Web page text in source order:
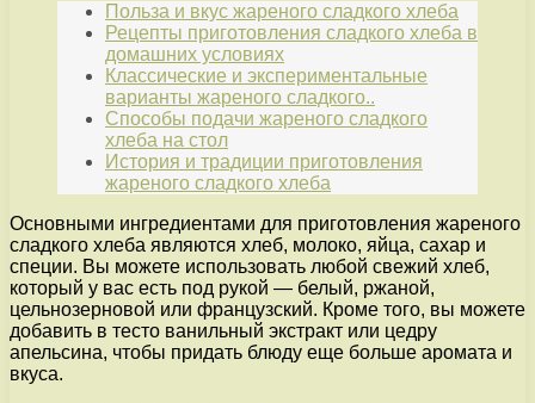
Польза и вкус жареного сладкого хлеба
Рецепты приготовления сладкого хлеба в
домашних условиях
Классические и экспериментальные
варианты жареного сладкого..
Способы подачи жареного сладкого
хлеба на стол
История и традиции приготовления
жареного сладкого хлеба
Основными ингредиентами для приготовления жареного
сладкого хлеба являются хлеб, молоко, яйца, сахар и
специи. Вы можете использовать любой свежий хлеб,
который у вас есть под рукой — белый, ржаной,
цельнозерновой или французский. Кроме того, вы можете
добавить в тесто ванильный экстракт или цедру
апельсина, чтобы придать блюду еще больше аромата и
вкуса.